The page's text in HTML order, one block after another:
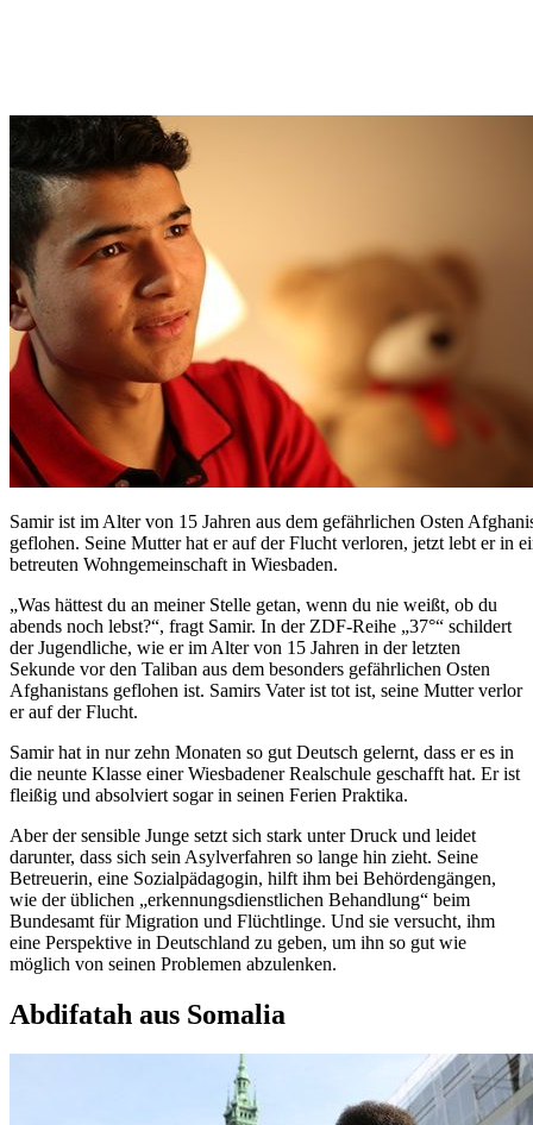
Samir ist im Alter von 15 Jahren aus dem gefährlichen Osten
geflohen. Seine Mutter hat er auf der Flucht verloren, jetzt lebt er in
betreuten Wohngemeinschaft in Wiesbaden.
„Was hättest du an meiner Stelle getan, wenn du nie weißt, ob du
abends noch lebst?“, fragt Samir. In der ZDF-Reihe „37°“ schildert
der Jugendliche, wie er im Alter von 15 Jahren in der letzten
Sekunde vor den Taliban aus dem besonders gefährlichen Osten
Afghanistans geflohen ist. Samirs Vater ist tot ist, seine Mutter verlor
er auf der Flucht.
Samir hat in nur zehn Monaten so gut Deutsch gelernt, dass er es in
die neunte Klasse einer Wiesbadener Realschule geschafft hat. Er ist
fleißig und absolviert sogar in seinen Ferien Praktika.
Aber der sensible Junge setzt sich stark unter Druck und leidet
darunter, dass sich sein Asylverfahren so lange hin zieht. Seine
Betreuerin, eine Sozialpädagogin, hilft ihm bei Behördengängen,
wie der üblichen „erkennungsdienstlichen Behandlung“ beim
Bundesamt für Migration und Flüchtlinge. Und sie versucht, ihm
eine Perspektive in Deutschland zu geben, um ihn so gut wie
möglich von seinen Problemen abzulenken.
Abdifatah aus Somalia